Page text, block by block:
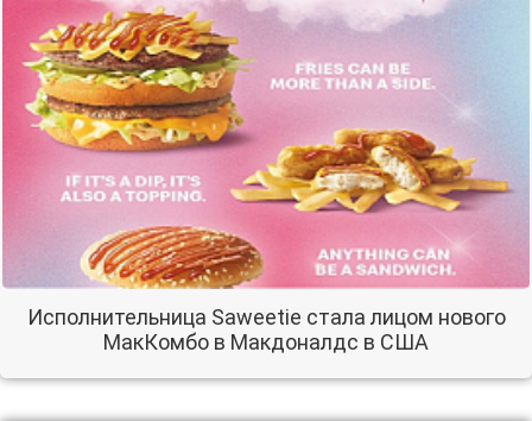
Исполнительница Saweetie стала лицом нового
МакКомбо в Макдоналдс в США